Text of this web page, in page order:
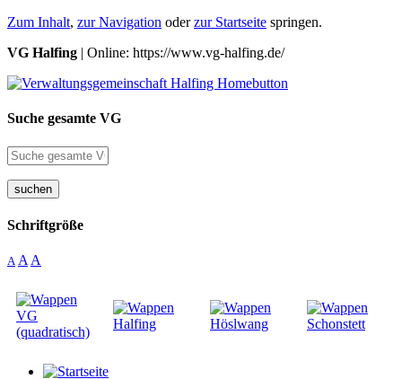
Zum Inhalt, zur Navigation oderzur Startseite springen.
VG Halfing | Online: https://www.vg-halfing.de/
Suche gesamte VG
suchen
Schriftgröße
A A A